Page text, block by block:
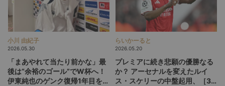
小川 由紀子
2026.05.30
「まあやれて当たり前かな」最
後は“余裕のゴール”でW杯へ！
伊東純也のゲンク復帰1年目を総
らいかーると
2026.05.20
プレミアに続き悲願の優勝なる
か？ アーセナルを変えたルイ
ス・スケリーの中盤起用、［3-